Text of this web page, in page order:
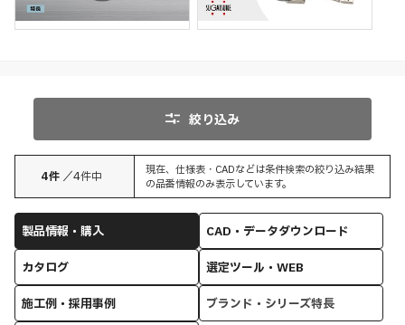
開き方の違い
絞り込み
4件 ／4件中
現在、仕様表・CADなどは条件検索の絞り込み結果
の品番情報のみ表示しています。
製品情報・購入
CAD・データダウンロード
カタログ
選定ツール・WEB
施工例・採用事例
ブランド・シリーズ特長